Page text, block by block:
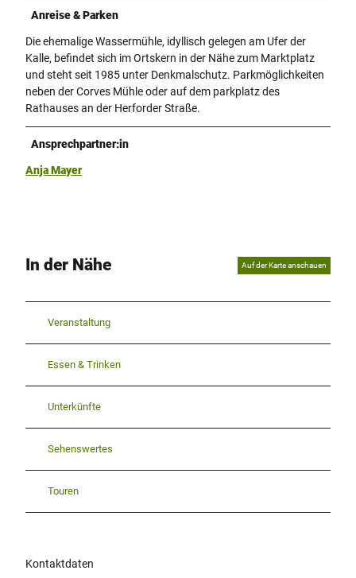
Anreise & Parken
Die ehemalige Wassermühle, idyllisch gelegen am Ufer der
Kalle, befindet sich im Ortskern in der Nähe zum Marktplatz
und steht seit 1985 unter Denkmalschutz. Parkmöglichkeiten
neben der Corves Mühle oder auf dem parkplatz des
Rathauses an der Herforder Straße.
Ansprechpartner:in
Anja Mayer
In der Nähe Auf der Karte anschauen
Veranstaltung
Essen & Trinken
Unterkünfte
Sehenswertes
Touren
Kontaktdaten